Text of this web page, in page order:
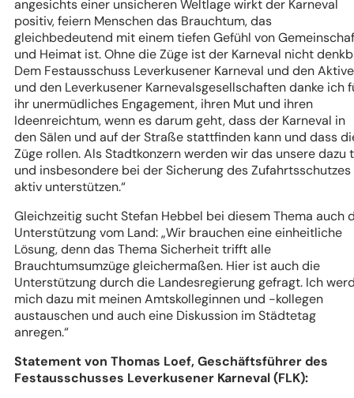
angesichts einer unsicheren Weltlage wirkt der Karneval
positiv, feiern Menschen das Brauchtum, das
gleichbedeutend mit einem tiefen Gefühl von
und Heimat ist. Ohne die Züge ist der Karneval nicht
Dem Festausschuss Leverkusener Karneval und den
und den Leverkusener Karnevalsgesellschaften danke ich
ihr unermüdliches Engagement, ihren Mut und ihren
Ideenreichtum, wenn es darum geht, dass der Karneval in
den Sälen und auf der Straße stattfinden kann und dass
Züge rollen. Als Stadtkonzern werden wir das unsere dazu
und insbesondere bei der Sicherung des Zufahrtsschutzes
aktiv unterstützen.“
Gleichzeitig sucht Stefan Hebbel bei diesem Thema auch
Unterstützung vom Land: „Wir brauchen eine einheitliche
Lösung, denn das Thema Sicherheit trifft alle
Brauchtumsumzüge gleichermaßen. Hier ist auch die
Unterstützung durch die Landesregierung gefragt. Ich
mich dazu mit meinen Amtskolleginnen und -kollegen
austauschen und auch eine Diskussion im Städtetag
anregen.“
Statement von Thomas Loef, Geschäftsführer des
Festausschusses Leverkusener Karneval (FLK):